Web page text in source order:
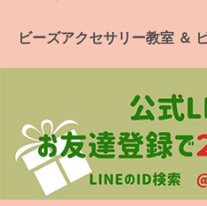
ビーズアクセサリー教室 ＆